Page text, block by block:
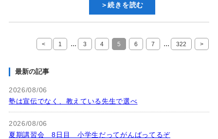
＞続きを読む
< 1 ... 3 4 5 6 7 ... 322 >
最新の記事
2026/08/06
塾は宣伝でなく、教えている先生で選べ
2026/08/06
夏期講習会 8日目 小学生だってがんばってるぞ